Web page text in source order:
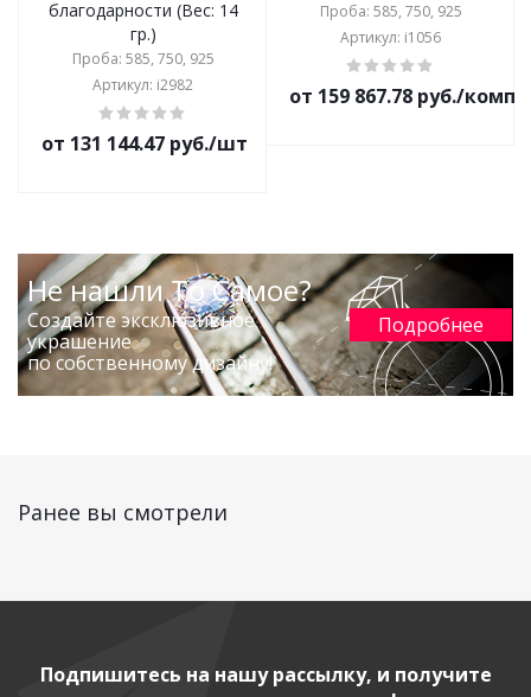
благодарности (Вес: 14
гр.)
Проба: 585, 750, 925
Артикул: i2982
от 131 144.47 руб./шт
Проба: 585, 750, 925
Артикул: i1056
от 159 867.78 руб./
Не нашли То Самое?
Создайте эксклюзивное
украшение
по собственному дизайну!
Подробнее
Ранее вы смотрели
Подпишитесь на нашу рассылку, и получите